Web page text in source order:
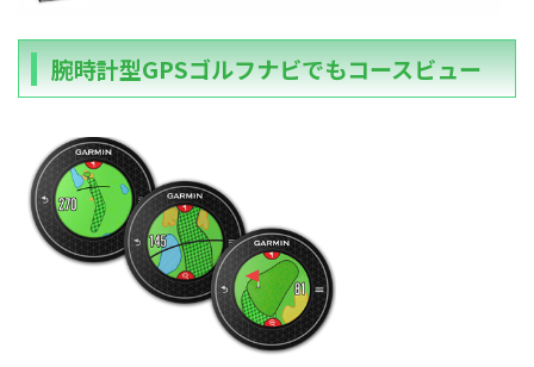
腕時計型GPSゴルフナビでもコースビュー